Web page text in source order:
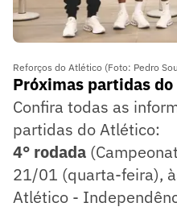
Reforços do Atlético (Foto: Pedro
Próximas partidas
Confira todas as
partidas do Atlético:
4° rodada
21/01 (quarta-feira),
Atlético -